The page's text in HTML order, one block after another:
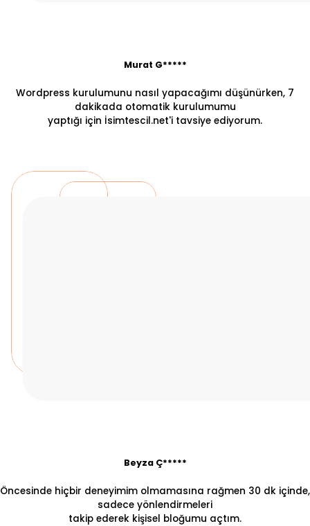
Murat G*****
Wordpress kurulumunu nasıl yapacağımı düşünürken, 7
dakikada otomatik kurulumumu
yaptığı için İsimtescil.net'i tavsiye ediyorum.
Beyza Ç*****
Öncesinde hiçbir deneyimim olmamasına rağmen 30 dk içinde,
sadece yönlendirmeleri
takip ederek kişisel bloğumu açtım.